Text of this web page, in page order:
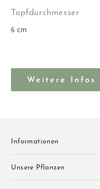
Topfdurchmesser
6 cm
Weitere Infos
Informationen
Unsere Pflanzen